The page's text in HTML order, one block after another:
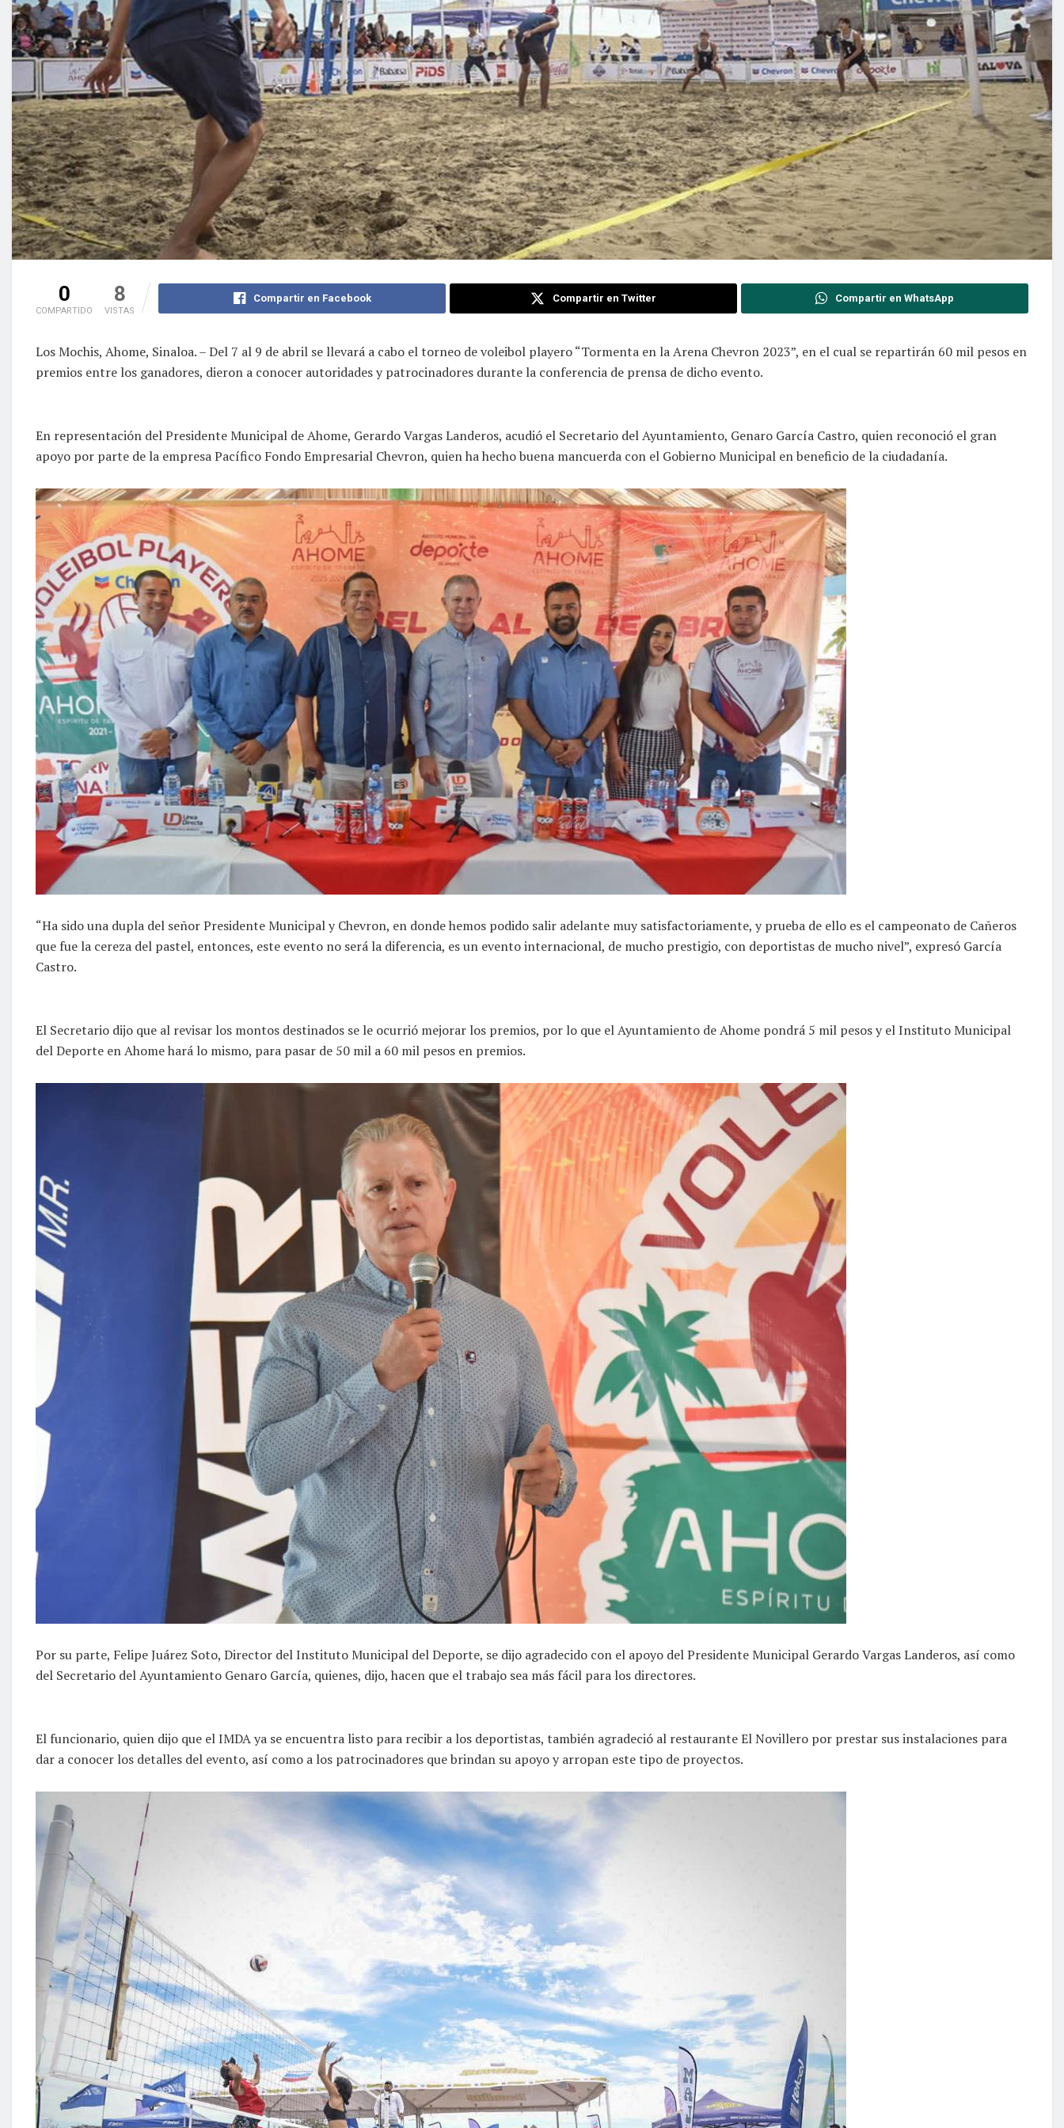
0
COMPARTIDO
8
VISTAS
Compartir en Facebook Compartir en Twitter Compartir en WhatsApp
Los Mochis, Ahome, Sinaloa. – Del 7 al 9 de abril se llevará a cabo el torneo de voleibol playero “Tormenta en la Arena Chevron 2023”, en el cual se repartirán 60 mil pesos en
premios entre los ganadores, dieron a conocer autoridades y patrocinadores durante la conferencia de prensa de dicho evento.
En representación del Presidente Municipal de Ahome, Gerardo Vargas Landeros, acudió el Secretario del Ayuntamiento, Genaro García Castro, quien reconoció el gran
apoyo por parte de la empresa Pacífico Fondo Empresarial Chevron, quien ha hecho buena mancuerda con el Gobierno Municipal en beneficio de la ciudadanía.
“Ha sido una dupla del señor Presidente Municipal y Chevron, en donde hemos podido salir adelante muy satisfactoriamente, y prueba de ello es el campeonato de Cañeros
que fue la cereza del pastel, entonces, este evento no será la diferencia, es un evento internacional, de mucho prestigio, con deportistas de mucho nivel”, expresó García
Castro.
El Secretario dijo que al revisar los montos destinados se le ocurrió mejorar los premios, por lo que el Ayuntamiento de Ahome pondrá 5 mil pesos y el Instituto Municipal
del Deporte en Ahome hará lo mismo, para pasar de 50 mil a 60 mil pesos en premios.
Por su parte, Felipe Juárez Soto, Director del Instituto Municipal del Deporte, se dijo agradecido con el apoyo del Presidente Municipal Gerardo Vargas Landeros, así como
del Secretario del Ayuntamiento Genaro García, quienes, dijo, hacen que el trabajo sea más fácil para los directores.
El funcionario, quien dijo que el IMDA ya se encuentra listo para recibir a los deportistas, también agradeció al restaurante El Novillero por prestar sus instalaciones para
dar a conocer los detalles del evento, así como a los patrocinadores que brindan su apoyo y arropan este tipo de proyectos.